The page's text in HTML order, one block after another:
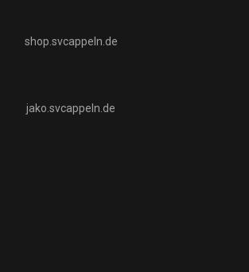
shop.svcappeln.de
jako.svcappeln.de